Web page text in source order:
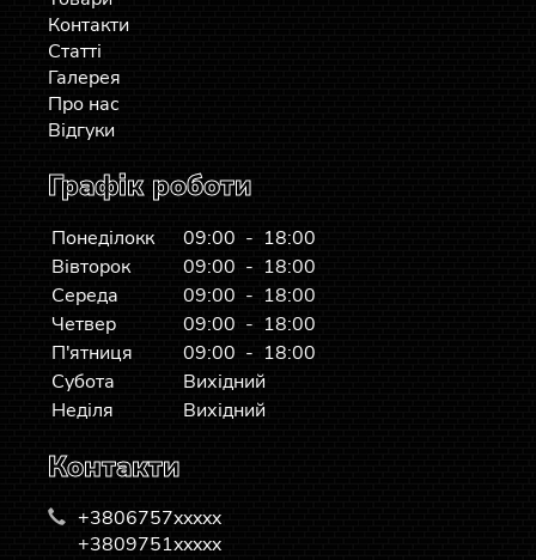
Контакти
Статті
Галерея
Про нас
Відгуки
Графік роботи
Понеділокк
09:00 - 18:00
Вівторок
09:00 - 18:00
Середа
09:00 - 18:00
Четвер
09:00 - 18:00
П'ятниця
09:00 - 18:00
Субота
Вихідний
Неділя
Вихідний
Контакти
+3806757xxxxx
+3809751xxxxx